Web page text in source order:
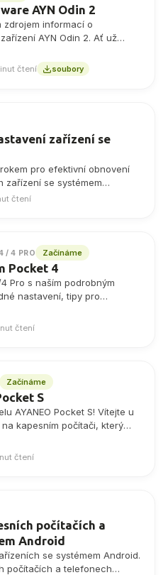
AYN Odin 2
zdrojem informací o
AYN Odin 2. Ať už
čtení soubory
zařízení se
pro efektivní obnovení
zařízení se systémem
až po herní kapesní počítače
tipy pro bezpečný a
čtení
/ 4 PRO Začínáme
Pocket 4
Pro s naším podrobným
nastavení, tipy pro
se systémem Android.
čtení
Začínáme
S
AYANEO Pocket S! Vítejte u
kapesním počítači, který
čtení
počítačích a
Android
se systémem Android.
počítačích a telefonech